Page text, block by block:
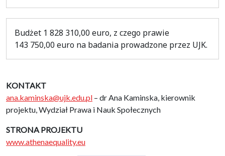
Budżet 1 828 310,00 euro, z czego prawie
143 750,00 euro na badania prowadzone przez UJK.
KONTAKT
ana.kaminska@ujk.edu.pl – dr Ana Kaminska, kierownik
projektu, Wydział Prawa i Nauk Społecznych
STRONA PROJEKTU
www.athenaequality.eu